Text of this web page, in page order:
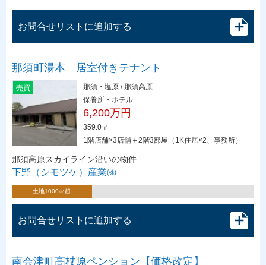
お問合せリストに追加する
那須町湯本 居室付きテナント
売買
那須・塩原 / 那須高原
保養所・ホテル
6,200万円
359.0㎡
1階店舗×3店舗＋2階3部屋（1K住居×2、事務所）
那須高原スカイライン沿いの物件
下野（シモツケ）産業㈱
土地1000㎡超
お問合せリストに追加する
南会津町高杖原ペンション【価格改定】